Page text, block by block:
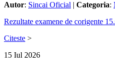
Autor: Sincai Oficial | Categoria:
Rezultate examene de corigente
Citeste >
15 Iul 2026